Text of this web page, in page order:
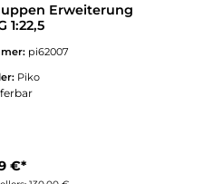
Erweiterung
1:22,5
pi62007
Piko
€*